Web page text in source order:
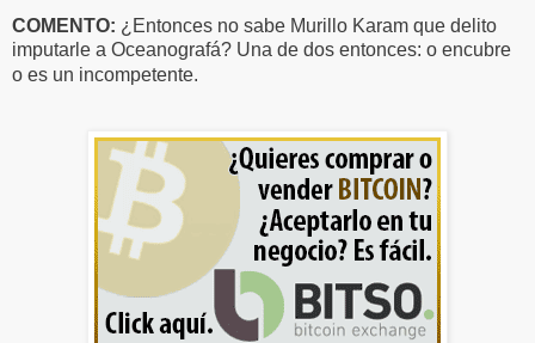
COMENTO: ¿Entonces no sabe Murillo Karam que delito
imputarle a Oceanografá? Una de dos entonces: o encubre
o es un incompetente.